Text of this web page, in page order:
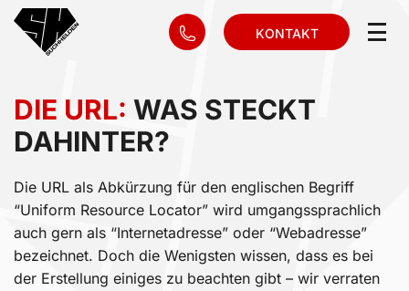
KONTAKT
DIE URL: WAS STECKT
DAHINTER?
Die URL als Abkürzung für den englischen Begriff
“Uniform Resource Locator” wird umgangssprachlich
auch gern als “Internetadresse” oder “Webadresse”
bezeichnet. Doch die Wenigsten wissen, dass es bei
der Erstellung einiges zu beachten gibt – wir verraten